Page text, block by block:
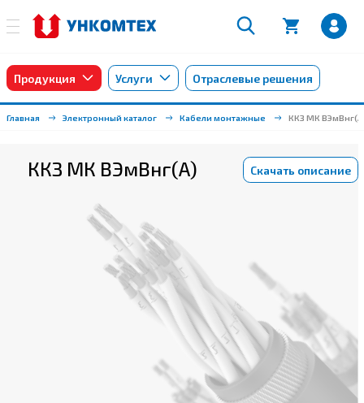
Продукция Услуги Отраслевые решения
Главная Электронный каталог Кабели монтажные ККЗ МК
ККЗ МК ВЭмВнг(А) Скачать описание